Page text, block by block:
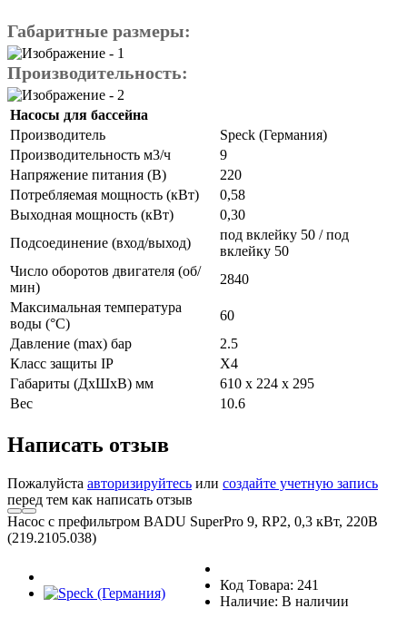
Габаритные размеры:
Производительность:
Насосы для бассейна
Производитель
Speck (Германия)
Производительность м3/ч
9
Напряжение питания (В)
220
Потребляемая мощность (кВт)
0,58
Выходная мощность (кВт)
0,30
Подсоединение (вход/выход)
под вклейку 50 / под
вклейку 50
Число оборотов двигателя (об/
мин)
2840
Максимальная температура
воды (°С)
60
Давление (max) бар
2.5
Класс защиты IP
X4
Габариты (ДxШxВ) мм
610 x 224 x 295
Вес
10.6
Написать отзыв
Пожалуйста авторизируйтесь или создайте учетную запись
перед тем как написать отзыв
Насос с префильтром BADU SuperPro 9, RP2, 0,3 кВт, 220В
(219.2105.038)
Код Товара: 241
Наличие: В наличии